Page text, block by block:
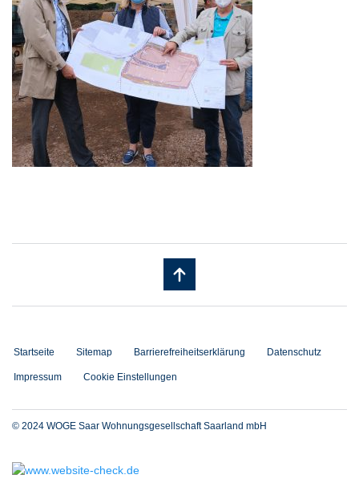
Startseite Sitemap Barrierefreiheitserklärung Datenschutz
Impressum Cookie Einstellungen
© 2024 WOGE Saar Wohnungsgesellschaft Saarland mbH